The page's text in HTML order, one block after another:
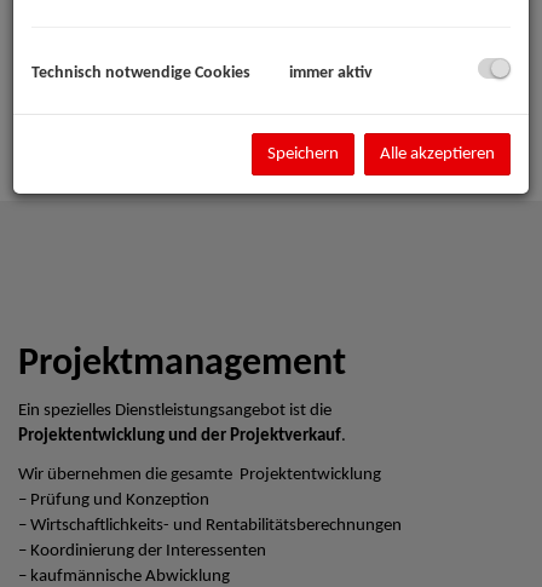
Projektmanagement
Ein spezielles Dienstleistungsangebot ist die
Projektentwicklung und der Projektverkauf.
Wir übernehmen die gesamte Projektentwicklung
– Prüfung und Konzeption
– Wirtschaftlichkeits- und Rentabilitätsberechnungen
– Koordinierung der Interessenten
– kaufmännische Abwicklung
Technisch notwendige Cookies immer aktiv
Speichern Alle akzeptieren